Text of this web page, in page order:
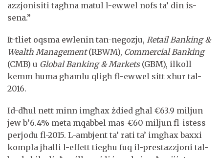
azzjonisiti tagħna matul l-ewwel nofs ta’ din is-
sena.”
It-tliet oqsma ewlenin tan-negozju, Retail Banking &
Wealth Management(RBWM), Commercial Banking
(CMB) u Global Banking & Markets(GBM), ilkoll
kemm huma għamlu qligħ fl-ewwel sitt xhur tal-
2016.
Id-dħul nett minn imgħax żdied għal €63.9 miljun
jew b’6.4% meta mqabbel mas-€60 miljun fl-istess
perjodu fl-2015. L-ambjent ta’ rati ta’ imgħax baxxi
kompla jħalli l-effett tiegħu fuq il-prestazzjoni tal-